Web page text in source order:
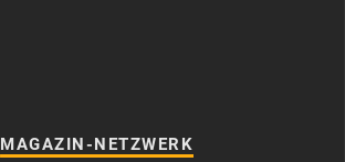
MAGAZIN-NETZWERK